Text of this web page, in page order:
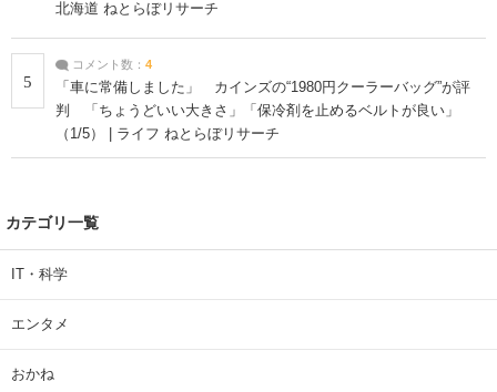
北海道 ねとらぼリサーチ
5
コメント数： 4
「車に常備しました」 カインズの“1980円クーラーバッグ”が評
判 「ちょうどいい大きさ」「保冷剤を止めるベルトが良い」
（1/5） | ライフ ねとらぼリサーチ
カテゴリ一覧
IT・科学
エンタメ
おかね